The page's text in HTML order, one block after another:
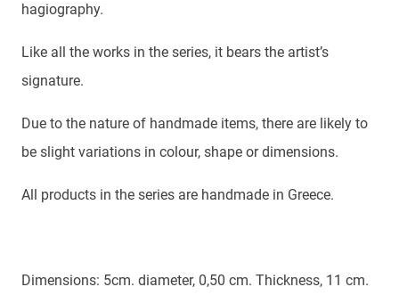
hagiography.
Like all the works in the series, it bears the artist’s
signature.
Due to the nature of handmade items, there are likely to
be slight variations in colour, shape or dimensions.
All products in the series are handmade in Greece.
Dimensions: 5cm. diameter, 0,50 cm. Thickness, 11 cm.